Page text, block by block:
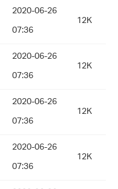
2020-06-26
07:36
12K
2020-06-26
07:36
12K
2020-06-26
07:36
12K
2020-06-26
07:36
12K